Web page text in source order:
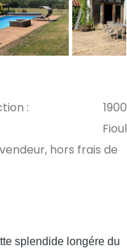
:
1900
Fioul
hors frais de
splendide longére du